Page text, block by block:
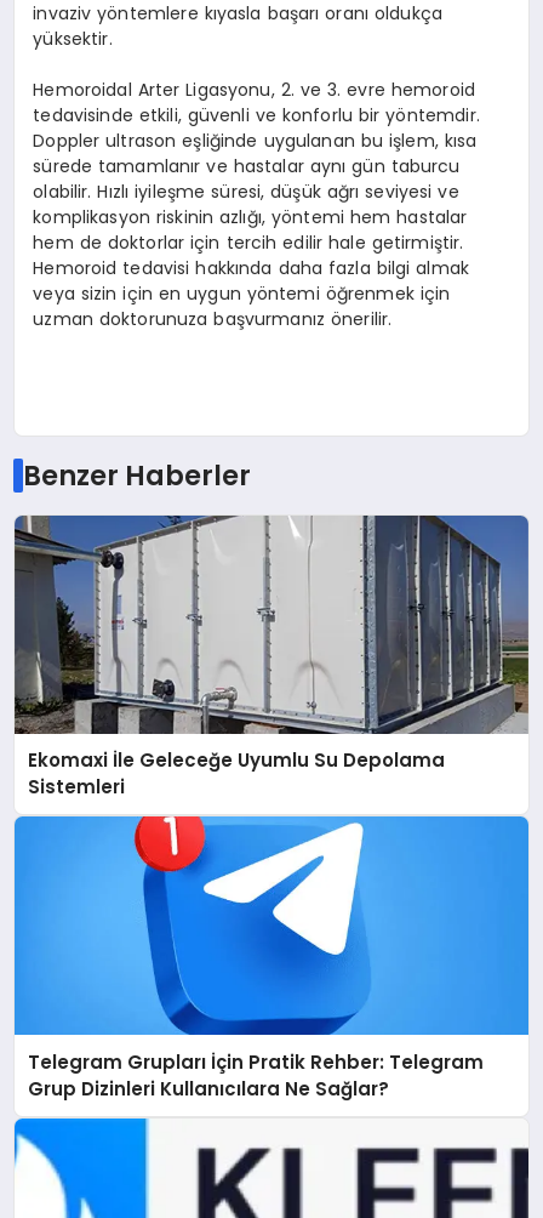
invaziv yöntemlere kıyasla başarı oranı oldukça
yüksektir.
Hemoroidal Arter Ligasyonu, 2. ve 3. evre hemoroid
tedavisinde etkili, güvenli ve konforlu bir yöntemdir.
Doppler ultrason eşliğinde uygulanan bu işlem, kısa
sürede tamamlanır ve hastalar aynı gün taburcu
olabilir. Hızlı iyileşme süresi, düşük ağrı seviyesi ve
komplikasyon riskinin azlığı, yöntemi hem hastalar
hem de doktorlar için tercih edilir hale getirmiştir.
Hemoroid tedavisi hakkında daha fazla bilgi almak
veya sizin için en uygun yöntemi öğrenmek için
uzman doktorunuza başvurmanız önerilir.
Benzer Haberler
Ekomaxi İle Geleceğe Uyumlu Su Depolama
Sistemleri
Telegram Grupları İçin Pratik Rehber: Telegram
Grup Dizinleri Kullanıcılara Ne Sağlar?